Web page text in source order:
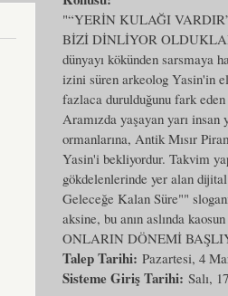
"“YERİN KULAĞI
BİZİ DİNLİYOR
dünyayı kökünden sarsmaya
izini süren arkeolog Yasin'in
fazlaca durulduğunu fark
Aramızda yaşayan yarı
ormanlarına, Antik Mısır
Yasin'i bekliyordur. Takvim
gökdelenlerinde yer alan
Geleceğe Kalan Süre""
aksine, bu anın aslında
ONLARIN DÖNEMİ
Talep Tarihi: Pazartesi, 4
Sisteme Giriş Tarihi: Salı,